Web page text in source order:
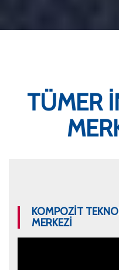
TÜMER
KOMPOZİT
MERKEZİ